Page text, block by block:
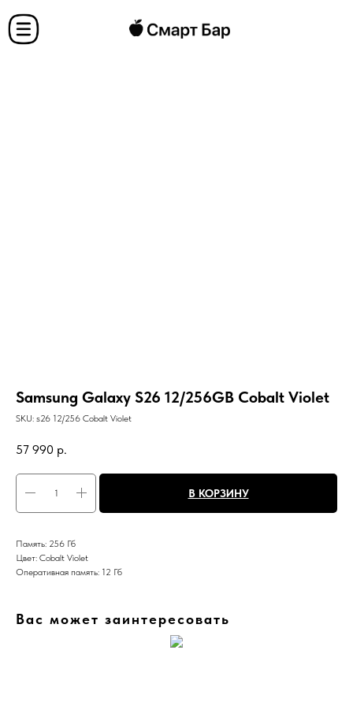
Samsung Galaxy S26 12/256GB Cobalt Violet
SKU: s26 12/256 Cobalt Violet
57 990 р.
В КОРЗИНУ
Память: 256 Гб
Цвет: Cobalt Violet
Оперативная память: 12 Гб
Вас может заинтересовать